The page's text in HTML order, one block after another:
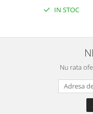
IN STOC
Nu rata